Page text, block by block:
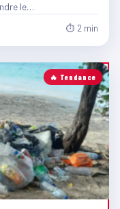
le…
⏱ 2 min
🔥 Tendance